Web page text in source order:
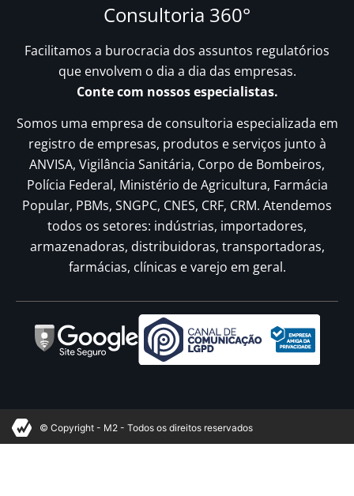
Consultoria 360°
Facilitamos a burocracia dos assuntos regulatórios
que envolvem o dia a dia das empresas.
Conte com nossos especialistas.
Somos uma empresa de consultoria especializada em
registro de empresas, produtos e serviços junto à
ANVISA, Vigilância Sanitária, Corpo de Bombeiros,
Polícia Federal, Ministério de Agricultura, Farmácia
Popular, PBMs, SNGPC, CNES, CRF, CRM. Atendemos
todos os setores: indústrias, importadores,
armazenadoras, distribuidoras, transportadoras,
farmácias, clínicas e varejo em geral.
© Copyright - M2 - Todos os direitos reservados